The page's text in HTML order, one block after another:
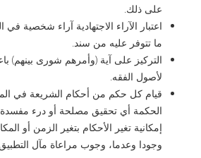
على ذلك.‪
اعتبار الآراء الاجتهادية آراء شخصية في
ما تتوفر عليه من سند.
التركيز على آية (وأمرهم شورى بينهم)
لأصول الفقه.
قيام كل حكم من أحكام الشريعة في
الحكمة أي تحقيق مصلحة أو درء مفسدة،
إمكانية تغير الأحكام بتغير الزمن أو
وجودا وعدما، وجوب مراعاة مآل